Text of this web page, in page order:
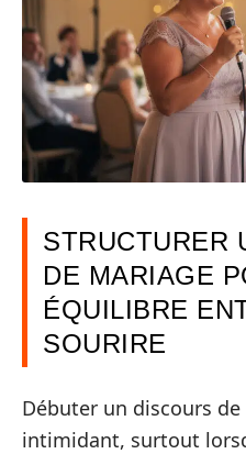
STRUCTURER
DE MARIAGE
ÉQUILIBRE
SOURIRE
Débuter un discours
intimidant, surtout